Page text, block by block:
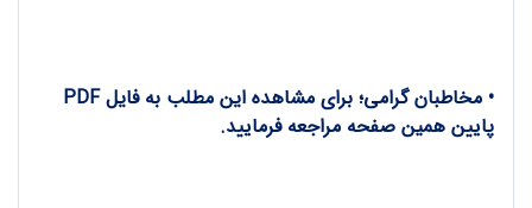
• مخاطبان گرامی؛ برای مشاهده این مطلب به فایل PDF
پایین همین صفحه مراجعه فرمایید.